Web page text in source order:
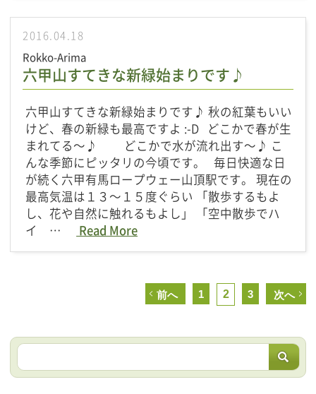
2016.04.18
Rokko-Arima
六甲山すてきな新緑始まりです♪
六甲山すてきな新緑始まりです♪ 秋の紅葉もいい
けど、春の新緑も最高ですよ :-D どこかで春が生
まれてる～♪ どこかで水が流れ出す～♪ こ
んな季節にピッタリの今頃です。 毎日快適な日
が続く六甲有馬ロープウェー山頂駅です。 現在の
最高気温は１３～１５度ぐらい 「散歩するもよ
し、花や自然に触れるもよし」 「空中散歩でハ
イ …
Read More
前へ 1 2 3 次へ